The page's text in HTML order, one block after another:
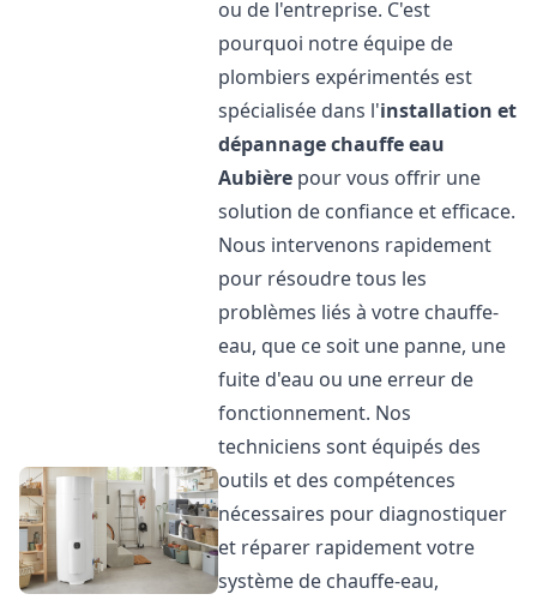
ou de l'entreprise. C'est
pourquoi notre équipe de
plombiers expérimentés est
spécialisée dans l'installation et
dépannage chauffe eau
Aubière pour vous offrir une
solution de confiance et efficace.
Nous intervenons rapidement
pour résoudre tous les
problèmes liés à votre chauffe-
eau, que ce soit une panne, une
fuite d'eau ou une erreur de
fonctionnement. Nos
techniciens sont équipés des
outils et des compétences
nécessaires pour diagnostiquer
et réparer rapidement votre
système de chauffe-eau,